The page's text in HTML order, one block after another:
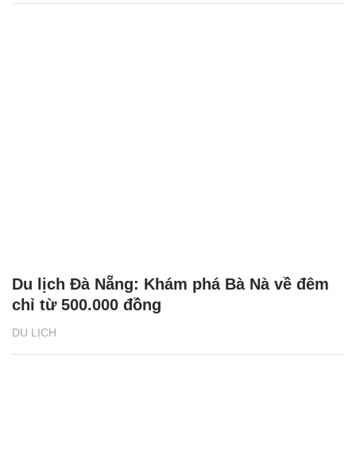
DU LỊCH
Du lịch Đà Nẵng: Khám phá Bà Nà về đêm
chỉ từ 500.000 đồng